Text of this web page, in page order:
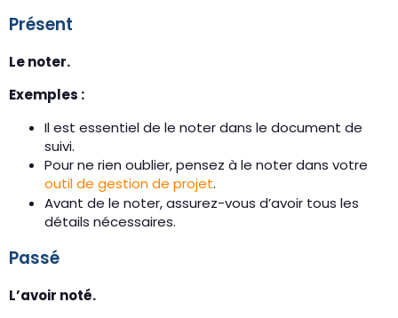
Présent
Le noter.
Exemples :
Il est essentiel de le noter dans le document de
suivi.
Pour ne rien oublier, pensez à le noter dans votre
outil de gestion de projet.
Avant de le noter, assurez-vous d’avoir tous les
détails nécessaires.
Passé
L’avoir noté.